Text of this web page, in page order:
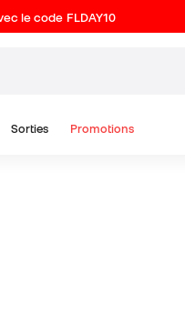
le code FLDAY10
Sorties Promotions